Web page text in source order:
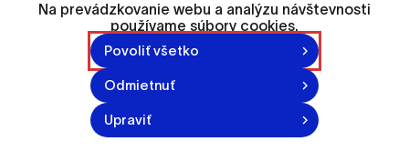
Pri tejto príležitosti bola v priestoroch Synagógy
v Nitre inštalovaná výstava Príbeh sakúr, ktorá
dokumentuje históriu výsadby sakúr v Nitre od
novembra 2020 až doteraz. Pripravený bol aj zaujímavý
kultúrny program, ktorý spájal japonskú a slovenskú
Na prevádzkovanie webu a analýzu návštevnosti
používame súbory cookies.
Povoliť všetko
Odmietnuť
Upraviť
Označiť všetko
Uložiť nastavenia
Viac informácií